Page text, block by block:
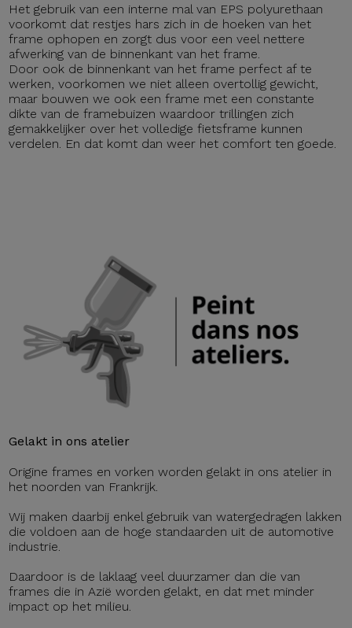
Het gebruik van een interne mal van EPS polyurethaan
voorkomt dat restjes hars zich in de hoeken van het
frame ophopen en zorgt dus voor een veel nettere
afwerking van de binnenkant van het frame.
Door ook de binnenkant van het frame perfect af te
werken, voorkomen we niet alleen overtollig gewicht,
maar bouwen we ook een frame met een constante
dikte van de framebuizen waardoor trillingen zich
gemakkelijker over het volledige fietsframe kunnen
verdelen. En dat komt dan weer het comfort ten goede.
Gelakt in ons atelier
Origine frames en vorken worden gelakt in ons atelier in
het noorden van Frankrijk.
Wij maken daarbij enkel gebruik van watergedragen lakken
die voldoen aan de hoge standaarden uit de automotive
industrie.
Daardoor is de laklaag veel duurzamer dan die van
frames die in Azië worden gelakt, en dat met minder
impact op het milieu.